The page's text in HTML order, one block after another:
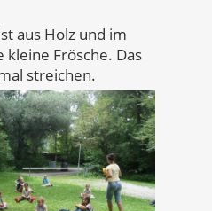
aus Holz und im
kleine Frösche. Das
streichen.